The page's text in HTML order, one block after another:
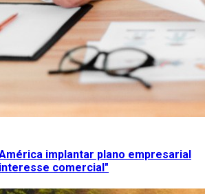
implantar plano empresarial
comercial"